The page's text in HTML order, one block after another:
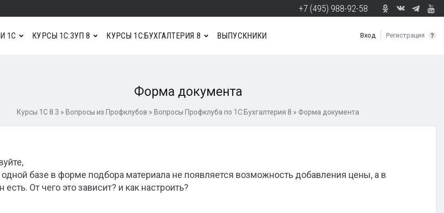
+7 (495) 988-92-58
Вход Регистрация
1С КУРСЫ 1С:ЗУП 8 КУРСЫ 1С:БУХГАЛТЕРИЯ 8 ВЫПУСКНИКИ
Форма документа
Курсы 1С 8.3 » Вопросы из Профклубов » Вопросы Профклуба по 1С:Бухгалтерия 8 » Форма документа
базе в форме подбора материала не появляется возможность добавления цены, а в
есть. От чего это зависит? и как настроить?